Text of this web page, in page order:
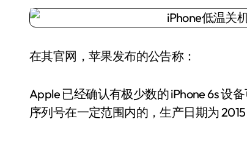
在其官网，苹果发布的公告称：
Apple 已经确认有极少数的 iPhone 6s 设
序列号在一定范围内的，生产日期为 2015